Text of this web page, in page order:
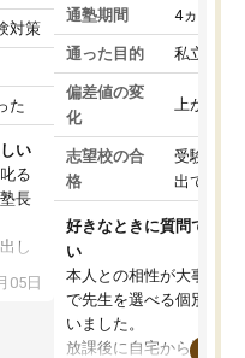
対策
た
い
る
長
し
た
頑
05日
通塾期間 4ヵ月～1
通った目的 私立中学
偏差値の変
化
上がった
志望校の合
格
受験して
出ていな
好きなときに質問できる
い
本人との相性が大事だと
で先生を選べる個別指導
いました。
放課後に自宅から通える